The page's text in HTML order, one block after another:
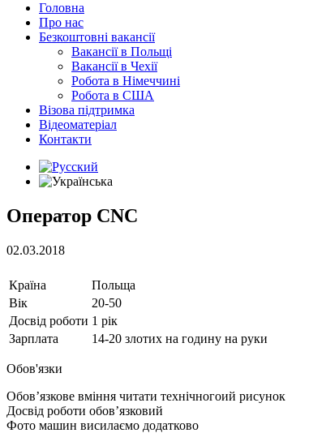
Головна
Про нас
Безкоштовні вакансії
Вакансії в Польщі
Вакансії в Чехії
Робота в Німеччині
Робота в США
Візова підтримка
Відеоматеріал
Контакти
Оператор CNC
02.03.2018
Країна
Польща
Вік
20-50
Досвід роботи 1 рік
Зарплата
14-20 злотих на годину на руки
Обов'язки
Обов’язкове вміння читати технічногоий рисунок
Досвід роботи обов’язковий
Фото машин висилаємо додатково